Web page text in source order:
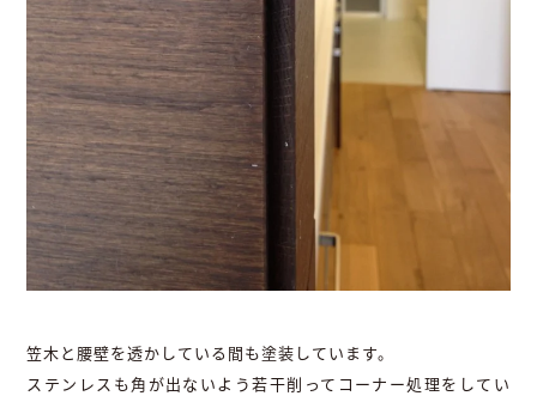
笠木と腰壁を透かしている間も塗装しています。
ステンレスも角が出ないよう若干削ってコーナー処理をしてい